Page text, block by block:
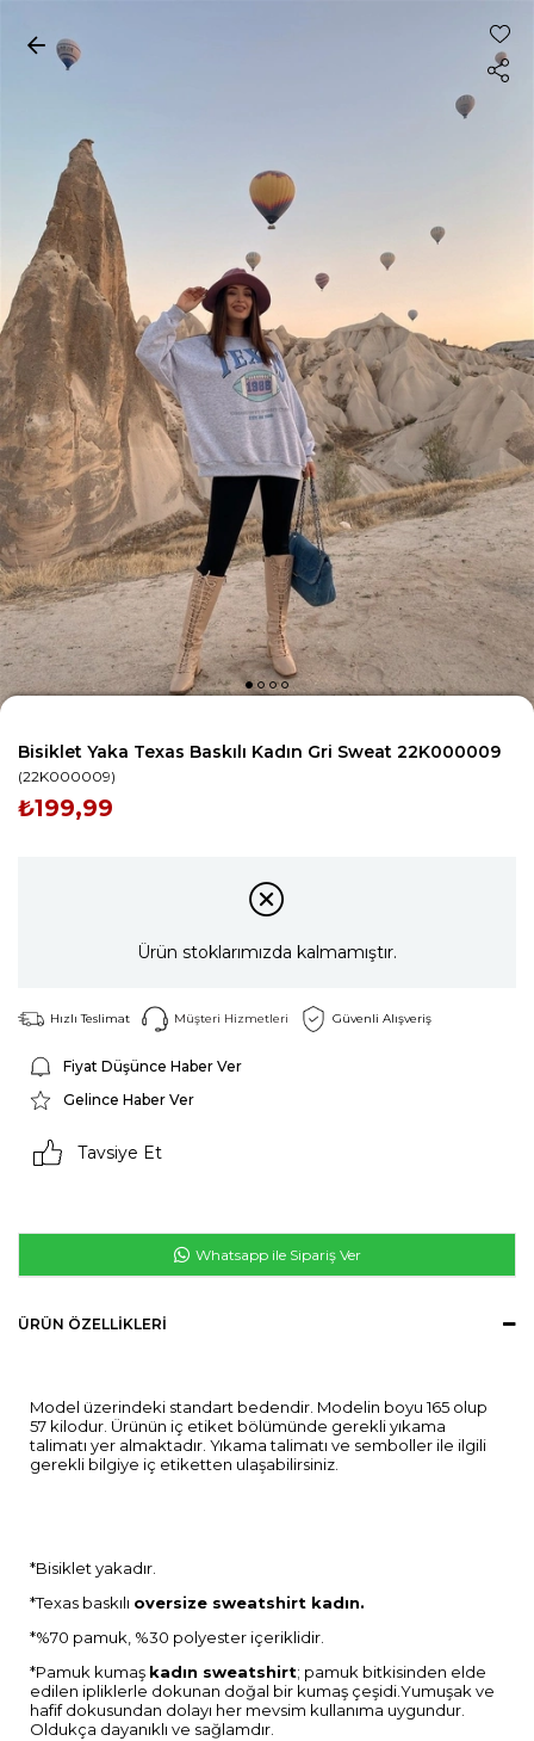
Bisiklet Yaka Texas Baskılı Kadın Gri Sweat 22K000009
(22K000009)
₺199,99
Ürün stoklarımızda kalmamıştır.
Hızlı Teslimat Müşteri Hizmetleri Güvenli Alışveriş
Fiyat Düşünce Haber Ver
Gelince Haber Ver
Tavsiye Et
Whatsapp ile Sipariş Ver
ÜRÜN ÖZELLIKLERI
Model üzerindeki standart bedendir. Modelin boyu 165 olup
57 kilodur. Ürünün iç etiket bölümünde gerekli yıkama
talimatı yer almaktadır. Yıkama talimatı ve semboller ile ilgili
gerekli bilgiye iç etiketten ulaşabilirsiniz.
*Bisiklet yakadır.
*Texas baskılı oversize sweatshirt kadın.
*%70 pamuk, %30 polyester içeriklidir.
*Pamuk kumaş kadın sweatshirt; pamuk bitkisinden elde
edilen ipliklerle dokunan doğal bir kumaş çeşidi.Yumuşak ve
hafif dokusundan dolayı her mevsim kullanıma uygundur.
Oldukça dayanıklı ve sağlamdır.